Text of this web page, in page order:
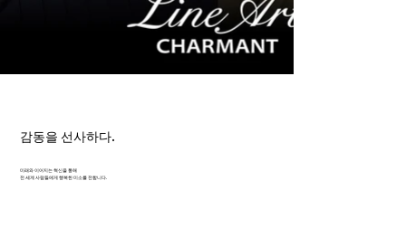
감동을 선사하다.
미래와 이어지는 혁신을 통해
전 세계 사람들에게 행복한 미소를 전합니다.